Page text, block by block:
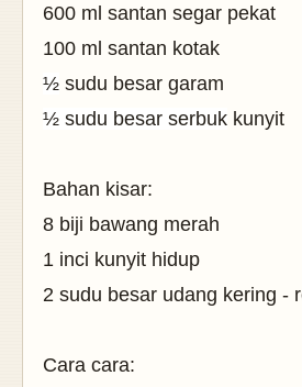
600 ml santan segar pekat
100 ml santan kotak
½ sudu besar garam
½ sudu besar serbuk kunyit
Bahan kisar:
8 biji bawang merah
1 inci kunyit hidup
2 sudu besar udang kering -
Cara cara: